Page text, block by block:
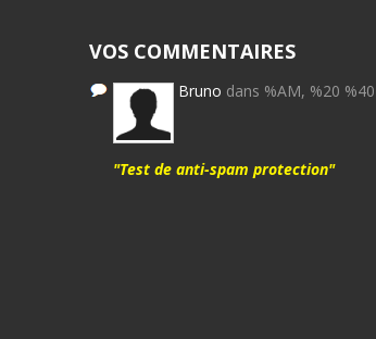
VOS COMMENTAIRES
Bruno dans %AM, %20
"Test de anti-spam protection"